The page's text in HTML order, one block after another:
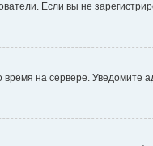
Если вы не
на сервере. Уведомите